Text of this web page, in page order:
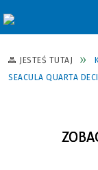
JESTEŚ TUTAJ
SEACULA QUARTA